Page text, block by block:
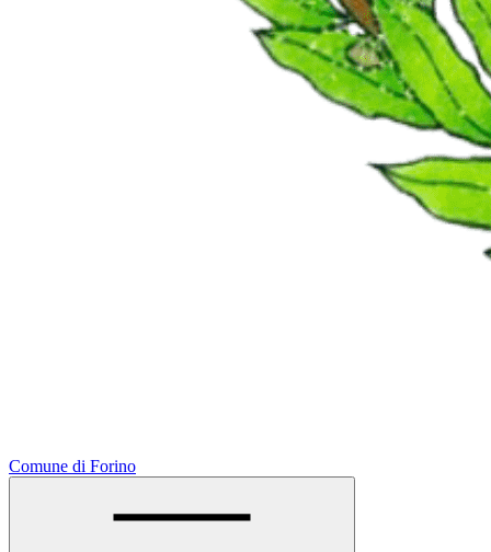
Comune di Forino